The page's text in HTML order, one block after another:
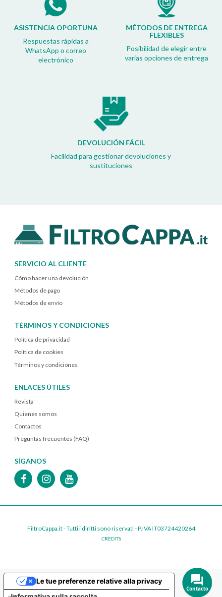
ASISTENCIA OPORTUNA
Respuestas rápidas a
WhatsApp o correo
electrónico
MÉTODOS DE ENTREGA
FLEXIBLES
Posibilidad de elegir entre
varias opciones de entrega
DEVOLUCIÓN FÁCIL
Facilidad para gestionar devoluciones y
sustituciones
SERVICIO AL CLIENTE
Cómo hacer una devolución
Métodos de pago
Métodos de envío
TÉRMINOS Y CONDICIONES
Política de privacidad
Política de cookies
Términos y condiciones
ENLACES ÚTILES
Revista
Quienes somos
Contactos
Preguntas frecuentes (FAQ)
SÍGANOS
FiltroCappa.it - Tutti i diritti sono riservati - P.IVA IT03724420264
CREDITS
Le tue preferenze relative alla privacy
Contacto